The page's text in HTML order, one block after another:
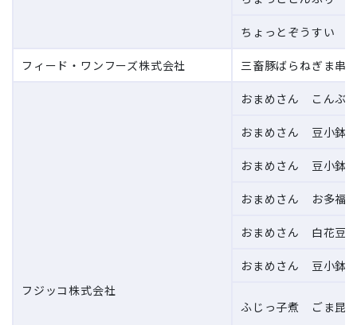
ちょっとぞうすい
フィード・ワンフーズ株式会社 三畜豚ばらねぎま
フジッコ株式会社
おまめさん こんぶ
おまめさん 豆小
おまめさん 豆小
おまめさん お多福
おまめさん 白花豆
おまめさん 豆小
ふじっ子煮 ごま昆